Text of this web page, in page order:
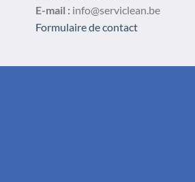
E-mail : info@serviclean.be
Formulaire de contact